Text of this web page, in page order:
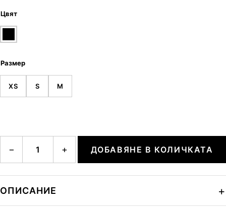
Цвят
Размер
XS S M
− + ДОБАВЯНЕ В КОЛИЧКАТА
ОПИСАНИЕ